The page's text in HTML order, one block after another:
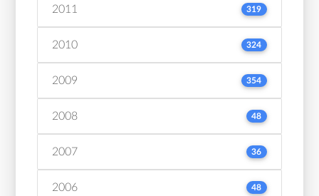
2011 319
2010 324
2009 354
2008 48
2007 36
2006 48